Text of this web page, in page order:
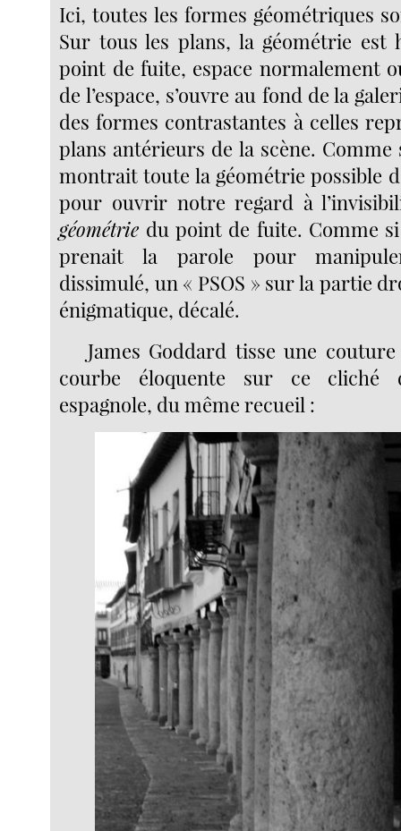
Ici, toutes les formes géométriques
Sur tous les plans, la géométrie est
point de fuite, espace normalement
de l’espace, s’ouvre au fond de la
des formes contrastantes à celles
plans antérieurs de la scène.
montrait toute la géométrie possible
pour ouvrir notre regard à
géométrie du point de fuite. Comme
prenait la parole pour
dissimulé, un « PSOS » sur la partie
énigmatique, décalé.
James Goddard tisse une
courbe éloquente sur ce cliché
espagnole, du même recueil :